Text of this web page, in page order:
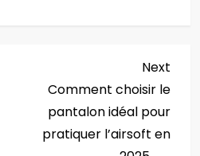
Post
Next
Comment choisir le
pantalon idéal pour
pratiquer l’airsoft en